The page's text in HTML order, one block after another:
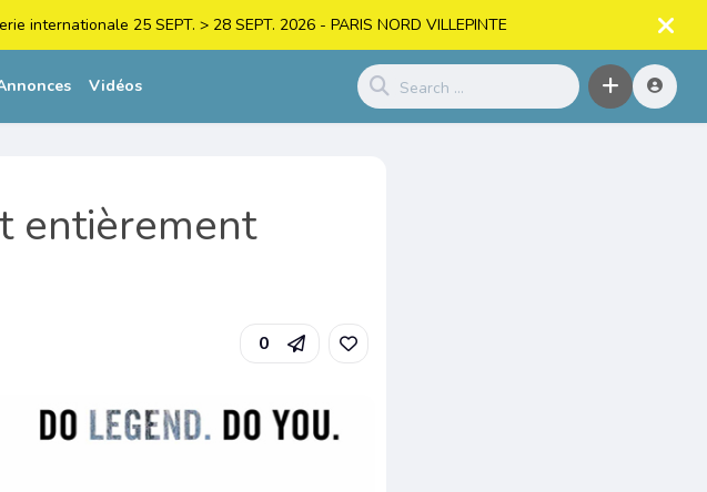
internationale 25 SEPT. > 28 SEPT. 2026 - PARIS NORD VILLEPINTE
Vidéos
entièrement
0